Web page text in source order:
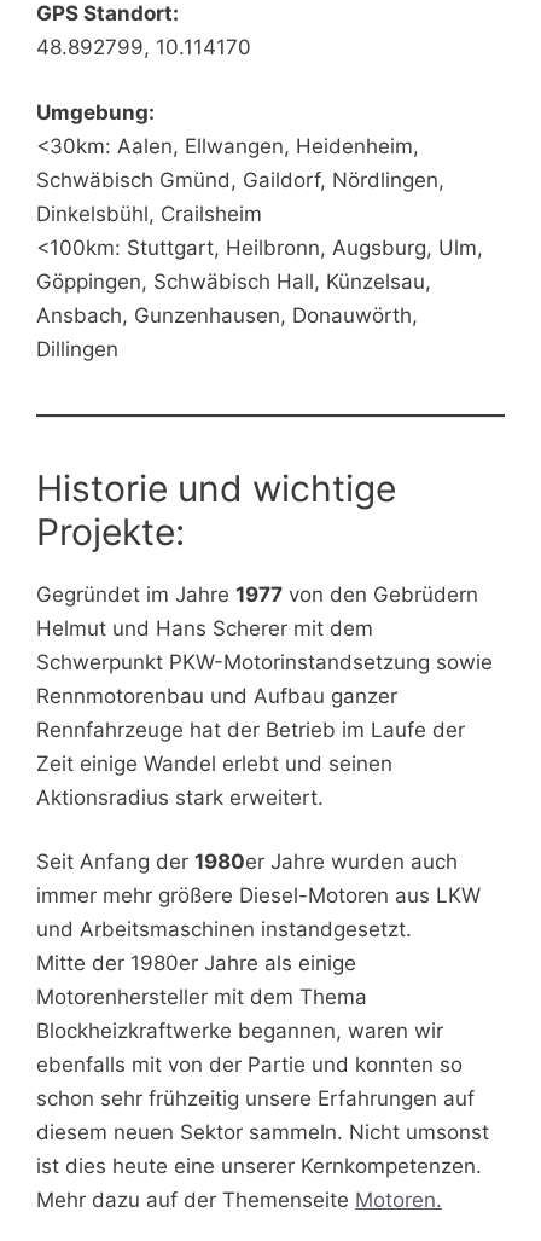
GPS Standort:
48.892799, 10.114170
Umgebung:
<30km: Aalen, Ellwangen, Heidenheim,
Schwäbisch Gmünd, Gaildorf, Nördlingen,
Dinkelsbühl, Crailsheim
<100km: Stuttgart, Heilbronn, Augsburg, Ulm,
Göppingen, Schwäbisch Hall, Künzelsau,
Ansbach, Gunzenhausen, Donauwörth,
Dillingen
Historie und wichtige
Projekte:
Gegründet im Jahre 1977 von den Gebrüdern
Helmut und Hans Scherer mit dem
Schwerpunkt PKW-Motorinstandsetzung sowie
Rennmotorenbau und Aufbau ganzer
Rennfahrzeuge hat der Betrieb im Laufe der
Zeit einige Wandel erlebt und seinen
Aktionsradius stark erweitert.
Seit Anfang der 1980er Jahre wurden auch
immer mehr größere Diesel-Motoren aus LKW
und Arbeitsmaschinen instandgesetzt.
Mitte der 1980er Jahre als einige
Motorenhersteller mit dem Thema
Blockheizkraftwerke begannen, waren wir
ebenfalls mit von der Partie und konnten so
schon sehr frühzeitig unsere Erfahrungen auf
diesem neuen Sektor sammeln. Nicht umsonst
ist dies heute eine unserer Kernkompetenzen.
Mehr dazu auf der Themenseite Motoren.